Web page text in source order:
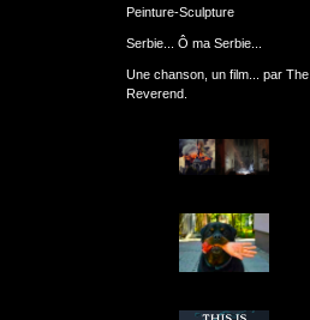
Peinture-Sculpture
Serbie... Ô ma Serbie...
Une chanson, un film... par The
Reverend.